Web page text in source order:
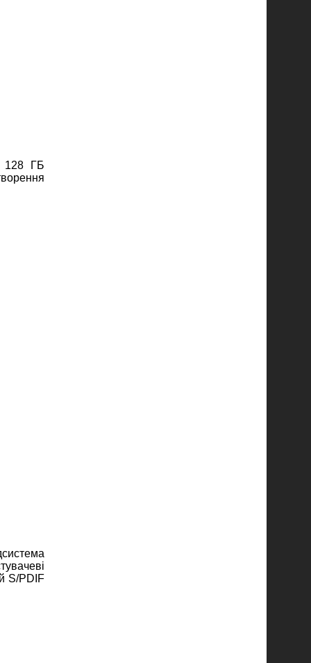
128 ГБ
S/PDIF